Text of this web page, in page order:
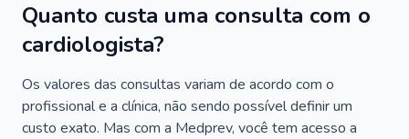
Quanto custa uma consulta com o
cardiologista?
Os valores das consultas variam de acordo com o
profissional e a clínica, não sendo possível definir um
custo exato. Mas com a Medprev, você tem acesso a